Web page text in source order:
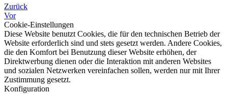
Zurück
Vor
Cookie-Einstellungen
Diese Website benutzt Cookies, die für den technischen Betrieb der
Website erforderlich sind und stets gesetzt werden. Andere Cookies,
die den Komfort bei Benutzung dieser Website erhöhen, der
Direktwerbung dienen oder die Interaktion mit anderen Websites
und sozialen Netzwerken vereinfachen sollen, werden nur mit Ihrer
Zustimmung gesetzt.
Konfiguration